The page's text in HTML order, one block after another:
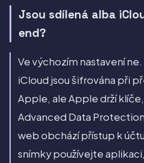
Jsou sdílená alba
end?
Ve výchozím nastavení
iCloud jsou šifrována při
Apple, ale Apple drží
Advanced Data
web obchází přístup k
snímky používejte